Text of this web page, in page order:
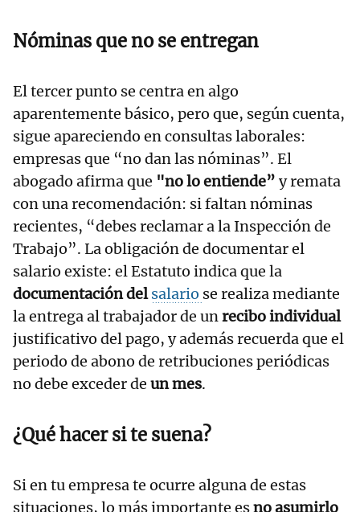
Nóminas que no se entregan
El tercer punto se centra en algo
aparentemente básico, pero que, según cuenta,
sigue apareciendo en consultas laborales:
empresas que “no dan las nóminas”. El
abogado afirma que "no lo entiende” y remata
con una recomendación: si faltan nóminas
recientes, “debes reclamar a la Inspección de
Trabajo”. La obligación de documentar el
salario existe: el Estatuto indica que la
documentación delsalario se realiza mediante
la entrega al trabajador de unrecibo individual
justificativo del pago, y además recuerda que el
periodo de abono de retribuciones periódicas
no debe exceder de un mes.
¿Qué hacer si te suena?
Si en tu empresa te ocurre alguna de estas
situaciones, lo más importante esno asumirlo